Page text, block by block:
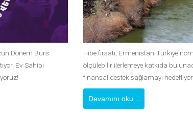
Dönem Burs
Ev Sahibi
Hibe fırsatı, Ermenistan-Türkiye
ölçülebilir ilerlemeye katkıda
finansal destek sağlamayı hedefliyor.
Devamını oku...